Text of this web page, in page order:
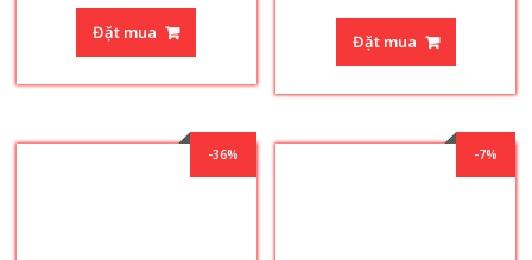
950,000₫.
Đặt mua
1,300,000₫.
Đặt mua
-36% -7%